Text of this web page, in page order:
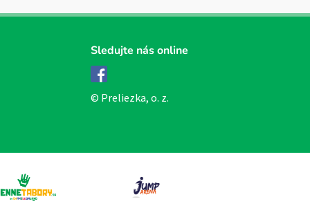
Sledujte nás online
© Preliezka, o. z.